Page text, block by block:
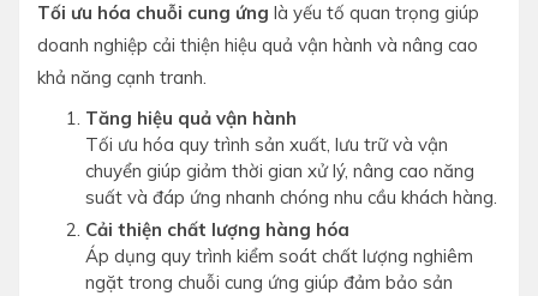
Tối ưu hóa chuỗi cung ứng là yếu tố quan trọng giúp
doanh nghiệp cải thiện hiệu quả vận hành và nâng cao
khả năng cạnh tranh.
Tăng hiệu quả vận hành
Tối ưu hóa quy trình sản xuất, lưu trữ và vận
chuyển giúp giảm thời gian xử lý, nâng cao năng
suất và đáp ứng nhanh chóng nhu cầu khách hàng.
Cải thiện chất lượng hàng hóa
Áp dụng quy trình kiểm soát chất lượng nghiêm
ngặt trong chuỗi cung ứng giúp đảm bảo sản